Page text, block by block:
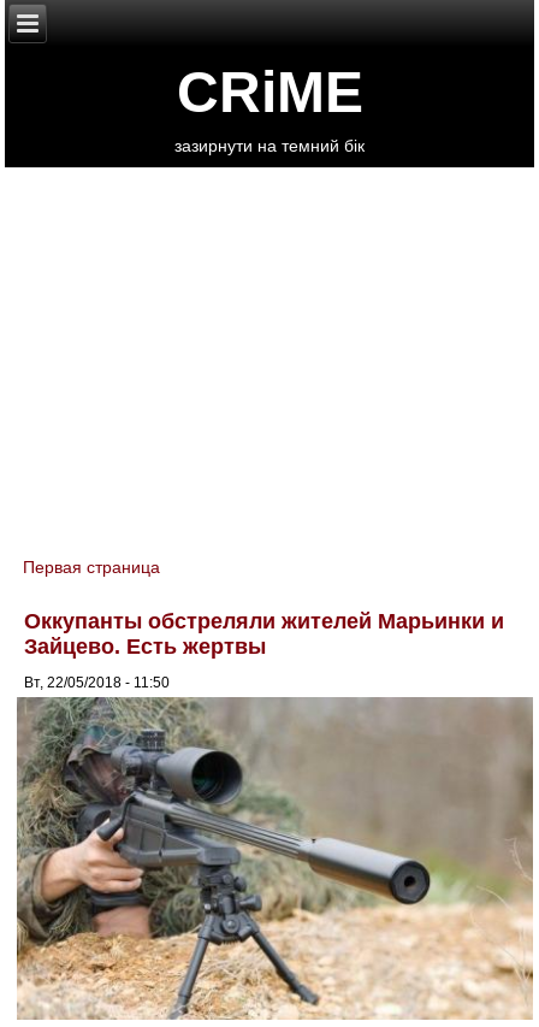
CRiME
зазирнути на темний бік
You are here
Первая страница
Оккупанты обстреляли жителей Марьинки и
Зайцево. Есть жертвы
Вт, 22/05/2018 - 11:50